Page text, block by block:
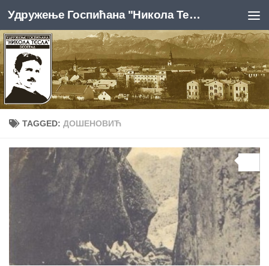
Skip to content Удружење Госпићана "Никола Тесла", Београд
TAGGED: ДОШЕНОВИЋ